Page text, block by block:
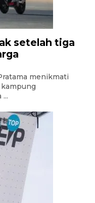
setelah tiga
menikmati